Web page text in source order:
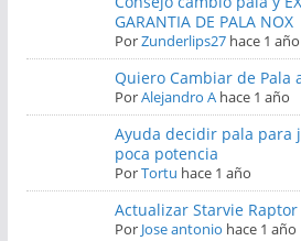
GARANTIA DE PALA NOX
PorZunderlips27 hace 1 año
Quiero Cambiar de Pala
PorAlejandro A hace 1 año
Ayuda decidir pala para
poca potencia
PorTortu hace 1 año
Actualizar Starvie
Por Jose antonio hace 1 año